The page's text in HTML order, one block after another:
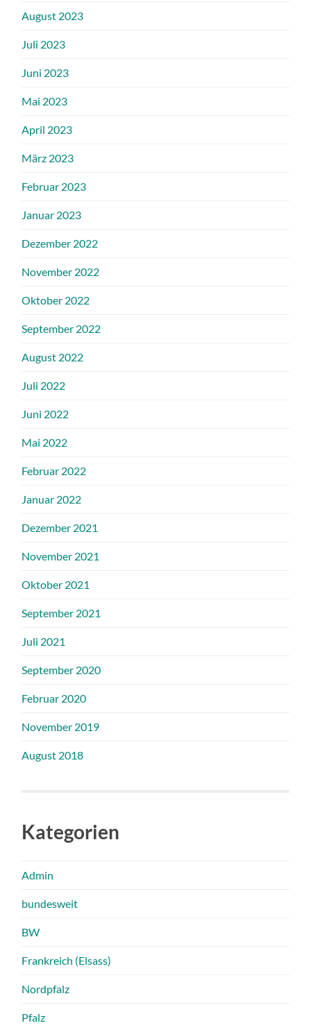
August 2023
Juli 2023
Juni 2023
Mai 2023
April 2023
März 2023
Februar 2023
Januar 2023
Dezember 2022
November 2022
Oktober 2022
September 2022
August 2022
Juli 2022
Juni 2022
Mai 2022
Februar 2022
Januar 2022
Dezember 2021
November 2021
Oktober 2021
September 2021
Juli 2021
September 2020
Februar 2020
November 2019
August 2018
Kategorien
Admin
bundesweit
BW
Frankreich (Elsass)
Nordpfalz
Pfalz